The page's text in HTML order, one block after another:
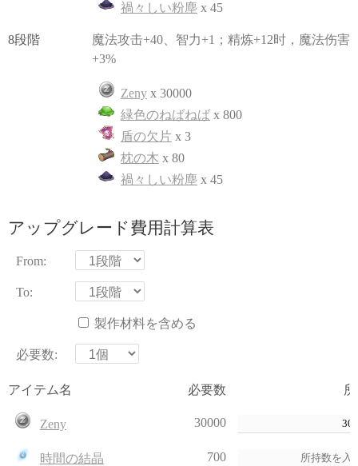
禍々しい粉塵 x 45
8段階
魔法攻击+40、智力+1；精炼+12时，魔法伤害
+3%
Zeny x 30000
緑色のねばねば x 800
盾の欠片 x 3
枕の木 x 80
禍々しい粉塵 x 45
アップグレード費用計算表
From:
To:
製作材料を含める
必要数:
アイテム名 必要数
Zeny 30000
時間の結晶 700